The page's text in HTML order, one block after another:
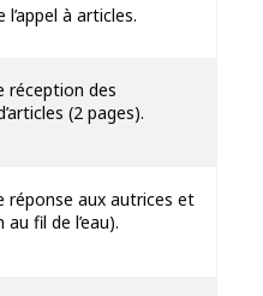
à articles.
réception des
(2 pages).
réponse aux autrices et
fil de l’eau).